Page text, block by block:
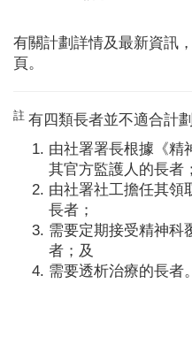
有關計劃詳情及最新資訊
頁。
註 有四類長者並不適合計
由社署署長根據《精
其官方監護人的長者；
由社署社工擔任其領
長者；
需要定期接受精神科
者；及
需要透析治療的長者。